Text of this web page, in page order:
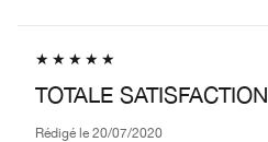
TOTALE SATISFACTION
Rédigé le 20/07/2020